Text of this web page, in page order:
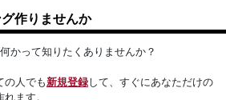
作りませんか
かって知りたくありませんか？
の人でも新規登録して、すぐにあなただけの
ます。